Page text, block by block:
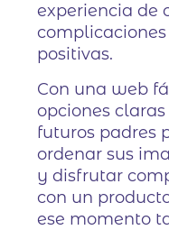
experiencia de
positivas.
Con una web
opciones
futuros padres
ordenar sus
y disfrutar
con un
ese momento